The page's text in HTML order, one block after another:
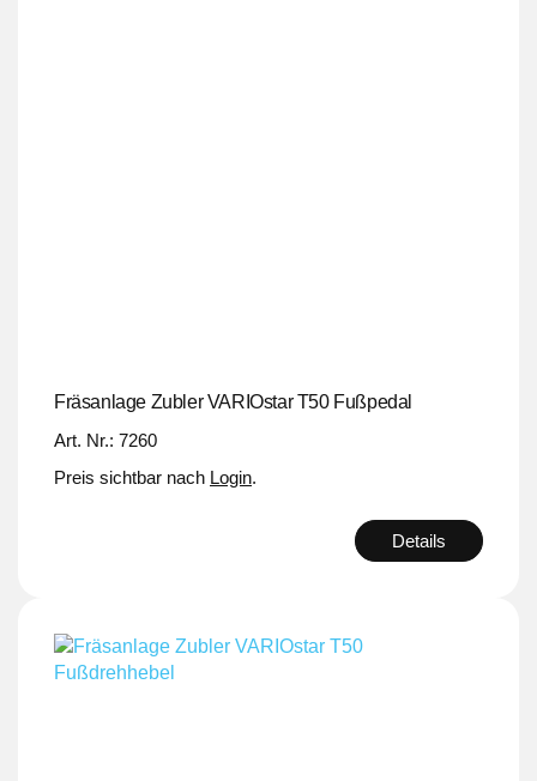
Fräsanlage Zubler VARIOstar T50 Fußpedal
Art. Nr.: 7260
Preis sichtbar nach Login.
Details